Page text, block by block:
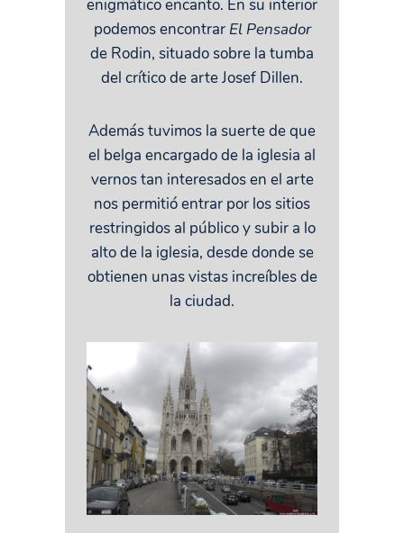
enigmático encanto. En su interior
podemos encontrar El Pensador
de Rodin, situado sobre la tumba
del crítico de arte Josef Dillen.
Además tuvimos la suerte de que
el belga encargado de la iglesia al
vernos tan interesados en el arte
nos permitió entrar por los sitios
restringidos al público y subir a lo
alto de la iglesia, desde donde se
obtienen unas vistas increíbles de
la ciudad.